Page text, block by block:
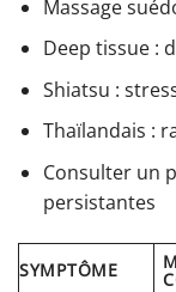
Massage
Deep tissue :
Shiatsu :
Thaïlandais :
Consulter un
persistantes
SYMPTÔME